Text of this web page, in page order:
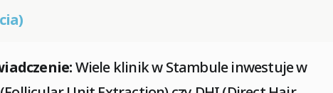
Wiele klinik w Stambule inwestuje w